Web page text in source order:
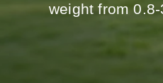
weight from